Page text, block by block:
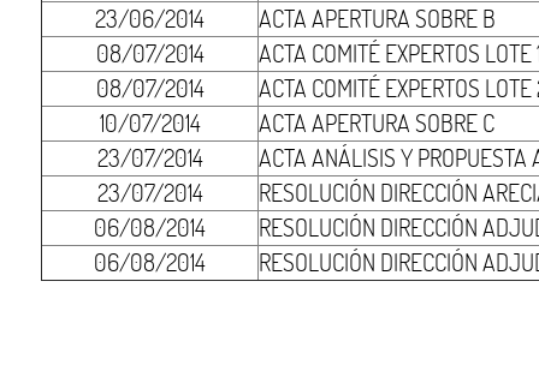
23/06/2014
ACTA APERTURA SOBRE B
08/07/2014
ACTA COMITÉ EXPERTOS LOTE
08/07/2014
ACTA COMITÉ EXPERTOS LOTE
10/07/2014
ACTA APERTURA SOBRE C
23/07/2014
ACTA ANÁLISIS Y PROPUESTA
23/07/2014
RESOLUCIÓN DIRECCIÓN
06/08/2014
RESOLUCIÓN DIRECCIÓN
06/08/2014
RESOLUCIÓN DIRECCIÓN